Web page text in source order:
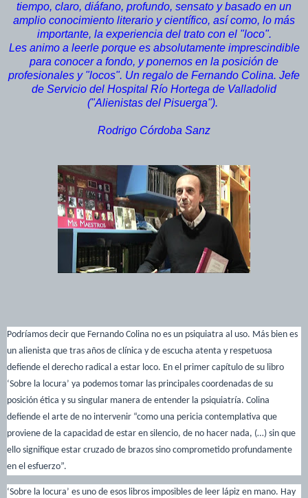
tiempo, claro, diáfano, profundo, sensato y basado en un
amplio conocimiento literario y científico, así como, lo más
importante, la experiencia del trato con el "loco".
Les animo a leerle porque es absolutamente imprescindible
para conocer a fondo, y ponernos en la posición de
profesionales y "locos". Un regalo de Fernando Colina. Jefe
de Servicio del Hospital Río Hortega de Valladolid
("Alienistas del Pisuerga").
Rodrigo Córdoba Sanz
Podríamos decir que Fernando Colina no es un psiquiatra al uso. Más bien es
un alienista que tras años de clínica y de escucha atenta y respetuosa
defiende el derecho radical a estar loco. En el primer capítulo de su libro
‘Sobre la locura’ ya podemos tomar las principales coordenadas de su
posición ética y su singular manera de entender la psiquiatría. Colina
defiende el arte de no intervenir “como una pericia contemplativa que
proviene de la capacidad de estar en silencio, de no hacer nada, (…) sin que
ello signifique estar cruzado de brazos sino comprometido profundamente
en el esfuerzo”.
‘Sobre la locura’ es uno de esos libros imposibles de leer lápiz en mano. Hay